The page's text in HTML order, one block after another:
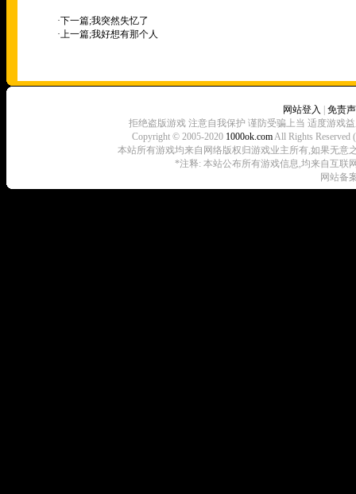
·下一篇;我突然失忆了
·上一篇;我好想有那个人
网站登入
免责
拒绝盗版游戏 注意自我保护 谨防受骗上当 适度游戏
Copyright © 2005-2020 1000ok.comAll Rights
本站所有游戏均来自网络版权归游戏业主所有,如果无意
*注释: 本站公布所有游戏信息,均来自互联
网站备